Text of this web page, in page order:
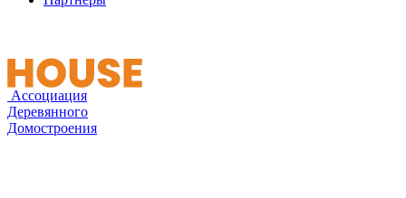
Ассоциация
Деревянного
Домостроения